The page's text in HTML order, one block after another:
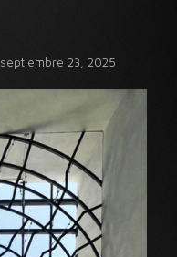
septiembre 23, 2025